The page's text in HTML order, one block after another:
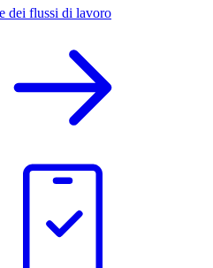
dei flussi di lavoro